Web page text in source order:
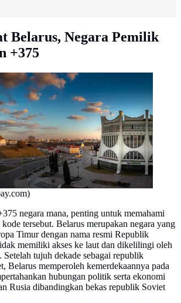
Belarus, Negara Pemilik
+375
negara mana, penting untuk memahami
tersebut. Belarus merupakan negara yang
Timur dengan nama resmi Republik
memiliki akses ke laut dan dikelilingi oleh
Setelah tujuh dekade sebagai republik
Belarus memperoleh kemerdekaannya pada
hubungan politik serta ekonomi
Rusia dibandingkan bekas republik Soviet